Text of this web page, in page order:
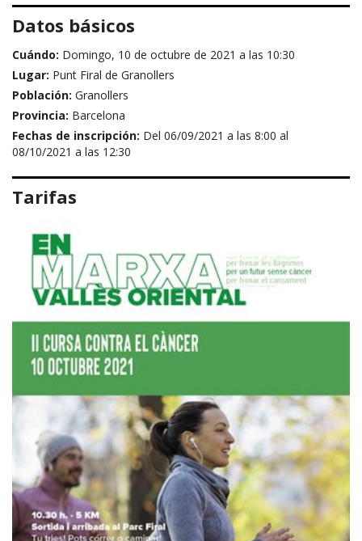
Datos básicos
Cuándo: Domingo, 10 de octubre de 2021 a las 10:30
Lugar: Punt Firal de Granollers
Población: Granollers
Provincia: Barcelona
Fechas de inscripción: Del 06/09/2021 a las 8:00 al
08/10/2021 a las 12:30
Tarifas